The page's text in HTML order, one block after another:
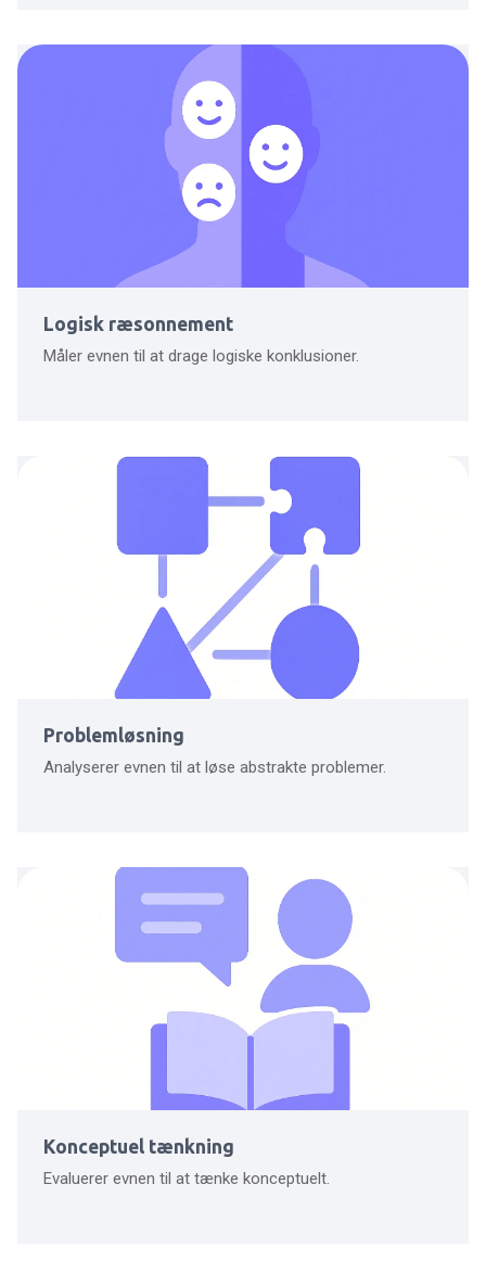
Logisk ræsonnement
Måler evnen til at drage logiske konklusioner.
Problemløsning
Analyserer evnen til at løse abstrakte problemer.
Konceptuel tænkning
Evaluerer evnen til at tænke konceptuelt.